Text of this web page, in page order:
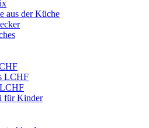
aus der Küche
LCHF
für Kinder